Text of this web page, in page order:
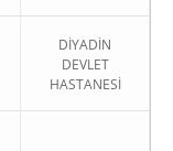
DİYADİN
DEVLET
HASTANESİ